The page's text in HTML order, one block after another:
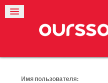
Имя пользователя: